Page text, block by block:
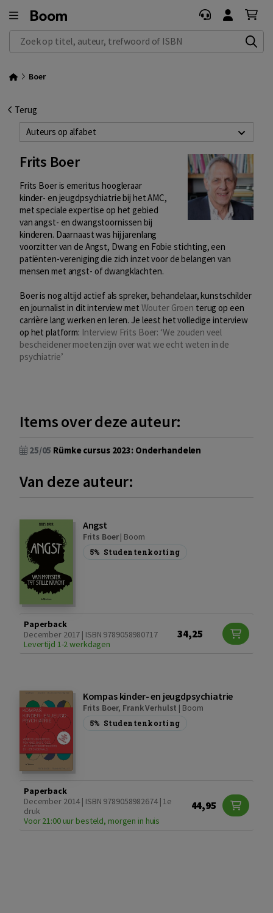
Zoek op titel, auteur, trefwoord of ISBN
Boer
Terug
Auteurs op alfabet
Frits Boer
Frits Boer is emeritus hoogleraar
kinder- en jeugdpsychiatrie bij het AMC,
met speciale expertise op het gebied
van angst- en dwangstoornissen bij
kinderen. Daarnaast was hij jarenlang
voorzitter van de Angst, Dwang en Fobie stichting, een
patiënten-vereniging die zich inzet voor de belangen van
mensen met angst- of dwangklachten.
Boer is nog altijd actief als spreker, behandelaar, kunstschilder
en journalist in dit interview met Wouter Groen terug op een
carrière lang werken en leren. Je leest het volledige interview
op het platform: Interview Frits Boer: ‘We zouden veel
bescheidener moeten zijn over wat we echt weten in de
psychiatrie’
Items over deze auteur:
25/05 Rümke cursus 2023: Onderhandelen
Van deze auteur:
Angst
Frits Boer| Boom
5% Studentenkorting
Paperback
December 2017 | ISBN 9789058980717
Levertijd 1-2 werkdagen
34,25
Kompas kinder- en jeugdpsychiatrie
Frits Boer, Frank Verhulst | Boom
5% Studentenkorting
Paperback
December 2014 | ISBN 9789058982674 | 1e
druk
Voor 21:00 uur besteld, morgen in huis
44,95